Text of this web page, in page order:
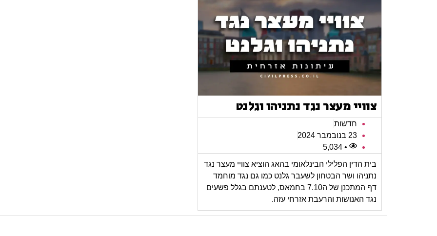
צוויי מעצר נגד נתניהו וגלנט
חדשות
23 בנובמבר 2024
• 5,034
בית הדין הפלילי הבינלאומי בהאג הוציא צוויי מעצר נגד
נתניהו ושר הבטחון לשעבר גלנט כמו גם נגד מוחמד
דף המתכנן של ה7.10 בחמאס, לטענתם בגלל פשעים
נגד האנושות והרעבת אזרחי עזה.